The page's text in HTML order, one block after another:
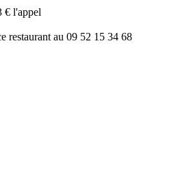
€ l'appel
restaurant au 09 52 15 34 68